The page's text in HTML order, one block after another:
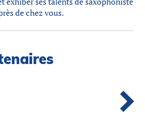
de chez vous.